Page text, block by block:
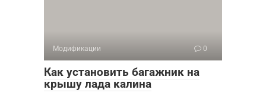
Модификации 0
Как установить багажник на
крышу лада калина